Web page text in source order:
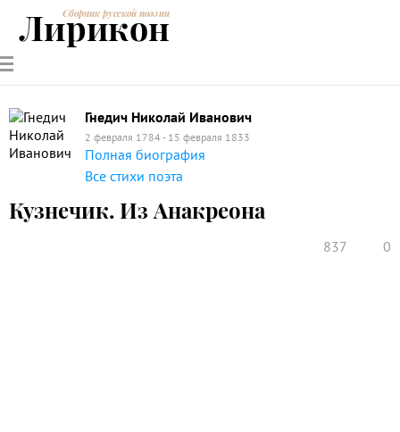
РУССКИЕ
ПОЭТЫ
СОВРЕМЕННИКИЭНЦИКЛОПЕДИЯ
ПОЭЗИИ
Сборник русской поэзии
Лирикон
Гнедич Николай Иванович
2 февраля 1784 - 15 февраля 1833
Полная биография
Все стихи поэта
Кузнечик. Из Анакреона
837 0